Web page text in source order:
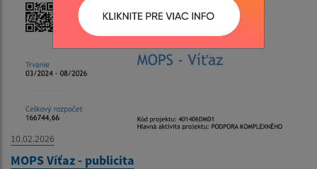
10.02.2026
MOPS Víťaz - publicita